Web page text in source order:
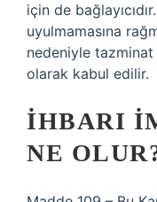
için de
uyulmamasına
nedeniyle
olarak kabul edilir.
İHBARI
NE